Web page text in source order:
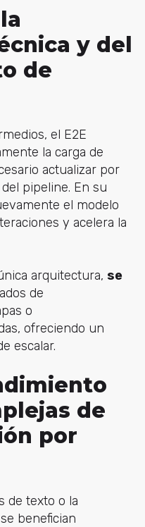
y del
de
el E2E
la carga de
actualizar por
pipeline. En su
el modelo
y acelera la
arquitectura, se
de
o
ofreciendo un
escalar.
de
por
de texto o la
benefician